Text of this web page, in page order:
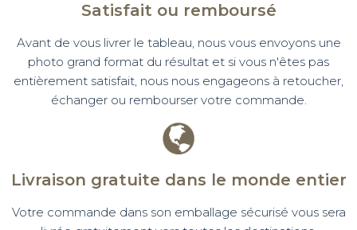
Satisfait ou remboursé
Avant de vous livrer le tableau, nous vous envoyons une
photo grand format du résultat et si vous n'êtes pas
entièrement satisfait, nous nous engageons à retoucher,
échanger ou rembourser votre commande.
Livraison gratuite dans le monde entier
Votre commande dans son emballage sécurisé vous sera